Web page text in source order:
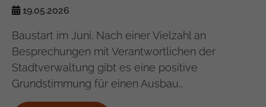
19.05.2026
Baustart im Juni. Nach einer Vielzahl an
Besprechungen mit Verantwortlichen der
Stadtverwaltung gibt es eine positive
Grundstimmung für einen Ausbau…